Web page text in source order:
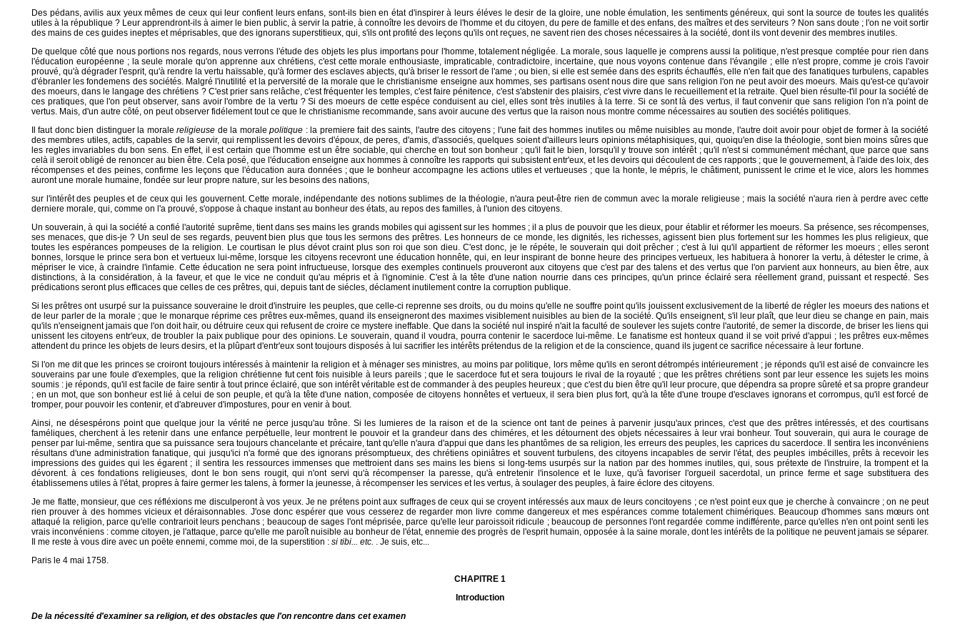
Des pédans, avilis aux yeux mêmes de ceux qui leur confient leurs enfans, sont-ils bien en état d'inspirer à leurs éléves le desir de la gloire, une noble émulation, les sentiments généreux, qui sont la source de toutes les qualités
utiles à la république ? Leur apprendront-ils à aimer le bien public, à servir la patrie, à connoître les devoirs de l'homme et du citoyen, du pere de famille et des enfans, des maîtres et des serviteurs ? Non sans doute ; l'on ne voit sortir
des mains de ces guides ineptes et méprisables, que des ignorans superstitieux, qui, s'ils ont profité des leçons qu'ils ont reçues, ne savent rien des choses nécessaires à la société, dont ils vont devenir des membres inutiles.
De quelque côté que nous portions nos regards, nous verrons l'étude des objets les plus importans pour l'homme, totalement négligée. La morale, sous laquelle je comprens aussi la politique, n'est presque comptée pour rien dans
l'éducation européenne ; la seule morale qu'on apprenne aux chrétiens, c'est cette morale enthousiaste, impraticable, contradictoire, incertaine, que nous voyons contenue dans l'évangile ; elle n'est propre, comme je crois l'avoir
prouvé, qu'à dégrader l'esprit, qu'à rendre la vertu haïssable, qu'à former des esclaves abjects, qu'à briser le ressort de l'ame ; ou bien, si elle est semée dans des esprits échauffés, elle n'en fait que des fanatiques turbulens, capables
d'ébranler les fondemens des sociétés. Malgré l'inutilité et la perversité de la morale que le christianisme enseigne aux hommes, ses partisans osent nous dire que sans religion l'on ne peut avoir des moeurs. Mais qu'est-ce qu'avoir
des moeurs, dans le langage des chrétiens ? C'est prier sans relâche, c'est fréquenter les temples, c'est faire pénitence, c'est s'abstenir des plaisirs, c'est vivre dans le recueillement et la retraite. Quel bien résulte-t'il pour la société de
ces pratiques, que l'on peut observer, sans avoir l'ombre de la vertu ? Si des moeurs de cette espéce conduisent au ciel, elles sont très inutiles à la terre. Si ce sont là des vertus, il faut convenir que sans religion l'on n'a point de
vertus. Mais, d'un autre côté, on peut observer fidélement tout ce que le christianisme recommande, sans avoir aucune des vertus que la raison nous montre comme nécessaires au soutien des sociétés politiques.
Il faut donc bien distinguer la moralereligieuse de la moralepolitique : la premiere fait des saints, l'autre des citoyens ; l'une fait des hommes inutiles ou même nuisibles au monde, l'autre doit avoir pour objet de former à la société
des membres utiles, actifs, capables de la servir, qui remplissent les devoirs d'époux, de peres, d'amis, d'associés, quelques soient d'ailleurs leurs opinions métaphisiques, qui, quoiqu'en dise la théologie, sont bien moins sûres que
les regles invariables du bon sens. En effet, il est certain que l'homme est un être sociable, qui cherche en tout son bonheur ; qu'il fait le bien, lorsqu'il y trouve son intérêt ; qu'il n'est si communément méchant, que parce que sans
celà il seroit obligé de renoncer au bien être. Cela posé, que l'éducation enseigne aux hommes à connoître les rapports qui subsistent entr'eux, et les devoirs qui découlent de ces rapports ; que le gouvernement, à l'aide des loix, des
récompenses et des peines, confirme les leçons que l'éducation aura données ; que le bonheur accompagne les actions utiles et vertueuses ; que la honte, le mépris, le châtiment, punissent le crime et le vice, alors les hommes
auront une morale humaine, fondée sur leur propre nature, sur les besoins des nations,
sur l'intérêt des peuples et de ceux qui les gouvernent. Cette morale, indépendante des notions sublimes de la théologie, n'aura peut-être rien de commun avec la morale religieuse ; mais la société n'aura rien à perdre avec cette
derniere morale, qui, comme on l'a prouvé, s'oppose à chaque instant au bonheur des états, au repos des familles, à l'union des citoyens.
Un souverain, à qui la société a confié l'autorité suprême, tient dans ses mains les grands mobiles qui agissent sur les hommes ; il a plus de pouvoir que les dieux, pour établir et réformer les moeurs. Sa présence, ses récompenses,
ses menaces, que dis-je ? Un seul de ses regards, peuvent bien plus que tous les sermons des prêtres. Les honneurs de ce monde, les dignités, les richesses, agissent bien plus fortement sur les hommes les plus religieux, que
toutes les espérances pompeuses de la religion. Le courtisan le plus dévot craint plus son roi que son dieu. C'est donc, je le répéte, le souverain qui doit prêcher ; c'est à lui qu'il appartient de réformer les moeurs ; elles seront
bonnes, lorsque le prince sera bon et vertueux lui-même, lorsque les citoyens recevront une éducation honnête, qui, en leur inspirant de bonne heure des principes vertueux, les habituera à honorer la vertu, à détester le crime, à
mépriser le vice, à craindre l'infamie. Cette éducation ne sera point infructueuse, lorsque des exemples continuels prouveront aux citoyens que c'est par des talens et des vertus que l'on parvient aux honneurs, au bien être, aux
distinctions, à la considération, à la faveur, et que le vice ne conduit qu'au mépris et à l'ignominie. C'est à la tête d'une nation nourrie dans ces principes, qu'un prince éclairé sera réellement grand, puissant et respecté. Ses
prédications seront plus efficaces que celles de ces prêtres, qui, depuis tant de siécles, déclament inutilement contre la corruption publique.
Si les prêtres ont usurpé sur la puissance souveraine le droit d'instruire les peuples, que celle-ci reprenne ses droits, ou du moins qu'elle ne souffre point qu'ils jouissent exclusivement de la liberté de régler les moeurs des nations et
de leur parler de la morale ; que le monarque réprime ces prêtres eux-mêmes, quand ils enseigneront des maximes visiblement nuisibles au bien de la société. Qu'ils enseignent, s'il leur plaît, que leur dieu se change en pain, mais
qu'ils n'enseignent jamais que l'on doit haïr, ou détruire ceux qui refusent de croire ce mystere ineffable. Que dans la société nul inspiré n'ait la faculté de soulever les sujets contre l'autorité, de semer la discorde, de briser les liens qui
unissent les citoyens entr'eux, de troubler la paix publique pour des opinions. Le souverain, quand il voudra, pourra contenir le sacerdoce lui-même. Le fanatisme est honteux quand il se voit privé d'appui ; les prêtres eux-mêmes
attendent du prince les objets de leurs desirs, et la plûpart d'entr'eux sont toujours disposés à lui sacrifier les intérêts prétendus de la religion et de la conscience, quand ils jugent ce sacrifice nécessaire à leur fortune.
Si l'on me dit que les princes se croiront toujours intéressés à maintenir la religion et à ménager ses ministres, au moins par politique, lors même qu'ils en seront détrompés intérieurement ; je réponds qu'il est aisé de convaincre les
souverains par une foule d'exemples, que la religion chrétienne fut cent fois nuisible à leurs pareils ; que le sacerdoce fut et sera toujours le rival de la royauté ; que les prêtres chrétiens sont par leur essence les sujets les moins
soumis : je réponds, qu'il est facile de faire sentir à tout prince éclairé, que son intérêt véritable est de commander à des peuples heureux ; que c'est du bien être qu'il leur procure, que dépendra sa propre sûreté et sa propre grandeur
; en un mot, que son bonheur est lié à celui de son peuple, et qu'à la tête d'une nation, composée de citoyens honnêtes et vertueux, il sera bien plus fort, qu'à la tête d'une troupe d'esclaves ignorans et corrompus, qu'il est forcé de
tromper, pour pouvoir les contenir, et d'abreuver d'impostures, pour en venir à bout.
Ainsi, ne désespérons point que quelque jour la vérité ne perce jusqu'au trône. Si les lumieres de la raison et de la science ont tant de peines à parvenir jusqu'aux princes, c'est que des prêtres intéressés, et des courtisans
faméliques, cherchent à les retenir dans une enfance perpétuelle, leur montrent le pouvoir et la grandeur dans des chiméres, et les détournent des objets nécessaires à leur vrai bonheur. Tout souverain, qui aura le courage de
penser par lui-même, sentira que sa puissance sera toujours chancelante et précaire, tant qu'elle n'aura d'appui que dans les phantômes de sa religion, les erreurs des peuples, les caprices du sacerdoce. Il sentira les inconvéniens
résultans d'une administration fanatique, qui jusqu'ici n'a formé que des ignorans présomptueux, des chrétiens opiniâtres et souvent turbulens, des citoyens incapables de servir l'état, des peuples imbécilles, prêts à recevoir les
impressions des guides qui les égarent ; il sentira les ressources immenses que mettroient dans ses mains les biens si long-tems usurpés sur la nation par des hommes inutiles, qui, sous prétexte de l'instruire, la trompent et la
dévorent. à ces fondations religieuses, dont le bon sens rougit, qui n'ont servi qu'à récompenser la paresse, qu'à entretenir l'insolence et le luxe, qu'à favoriser l'orgueil sacerdotal, un prince ferme et sage substituera des
établissemens utiles à l'état, propres à faire germer les talens, à former la jeunesse, à récompenser les services et les vertus, à soulager des peuples, à faire éclore des citoyens.
Je me flatte, monsieur, que ces réfléxions me disculperont à vos yeux. Je ne prétens point aux suffrages de ceux qui se croyent intéressés aux maux de leurs concitoyens ; ce n'est point eux que je cherche à convaincre ; on ne peut
rien prouver à des hommes vicieux et déraisonnables. J'ose donc espérer que vous cesserez de regarder mon livre comme dangereux et mes espérances comme totalement chimériques. Beaucoup d'hommes sans mœurs ont
attaqué la religion, parce qu'elle contrarioit leurs penchans ; beaucoup de sages l'ont méprisée, parce qu'elle leur paroissoit ridicule ; beaucoup de personnes l'ont regardée comme indifférente, parce qu'elles n'en ont point senti les
vrais inconvéniens : comme citoyen, je l'attaque, parce qu'elle me paroît nuisible au bonheur de l'état, ennemie des progrès de l'esprit humain, opposée à la saine morale, dont les intérêts de la politique ne peuvent jamais se séparer.
Il me reste à vous dire avec un poëte ennemi, comme moi, de la superstition : si tibi... etc. . Je suis, etc...
Paris le 4 mai 1758.
CHAPITRE 1
Introduction
De la nécessité d'examiner sa religion, et des obstacles que l'on rencontre dans cet examen